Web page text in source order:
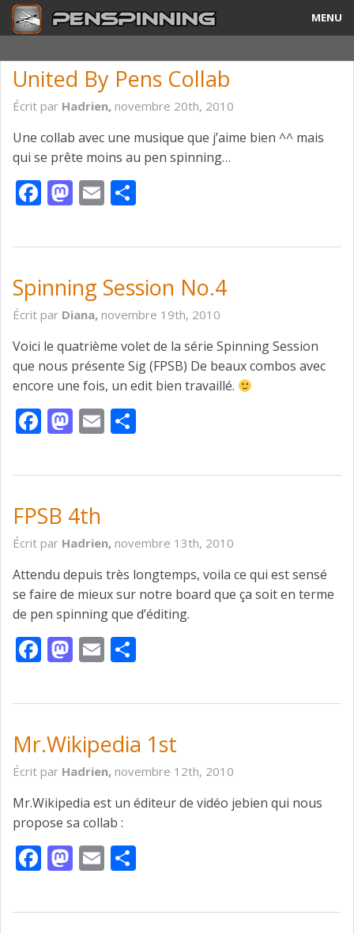
MENU
Tricks & Combos
Tournois
Vidéos
United By Pens Collab
Écrit par Hadrien, novembre 20th, 2010
Une collab avec une musique que j’aime bien ^^ mais
qui se prête moins au pen spinning…
Facebook
Mastodon
Email
Spinning Session No.4
Écrit par Diana, novembre 19th, 2010
Voici le quatrième volet de la série Spinning Session
que nous présente Sig (FPSB) De beaux combos avec
encore une fois, un edit bien travaillé.
Facebook
Mastodon
Email
FPSB 4th
Écrit par Hadrien, novembre 13th, 2010
Attendu depuis très longtemps, voila ce qui est sensé
se faire de mieux sur notre board que ça soit en terme
de pen spinning que d’éditing.
Facebook
Mastodon
Email
Mr.Wikipedia 1st
Écrit par Hadrien, novembre 12th, 2010
Mr.Wikipedia est un éditeur de vidéo jebien qui nous
propose sa collab :
Facebook
Mastodon
Email